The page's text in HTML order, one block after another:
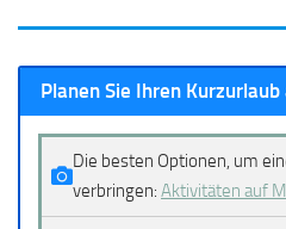
Planen Sie Ihren
Die besten Optionen, um
verbringen: Aktivitäten auf